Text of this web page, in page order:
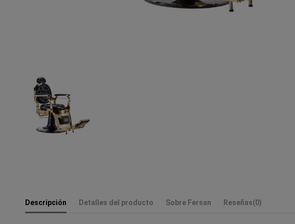
Descripción Detalles del producto Sobre Fersan Reseñas(0)